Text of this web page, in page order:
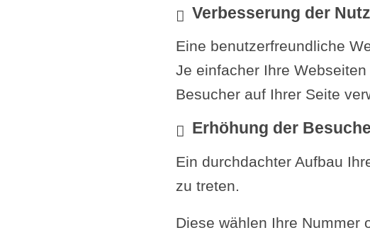
Verbesserung der
Eine benutzerfreundliche
Je einfacher Ihre
Besucher auf Ihrer Seite
Erhöhung der
Ein durchdachter Aufbau
zu treten.
Diese wählen Ihre Nummer